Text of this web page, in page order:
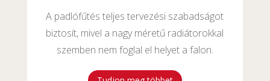
A padlófűtés teljes tervezési szabadságot
biztosít, mivel a nagy méretű radiátorokkal
szemben nem foglal el helyet a falon.